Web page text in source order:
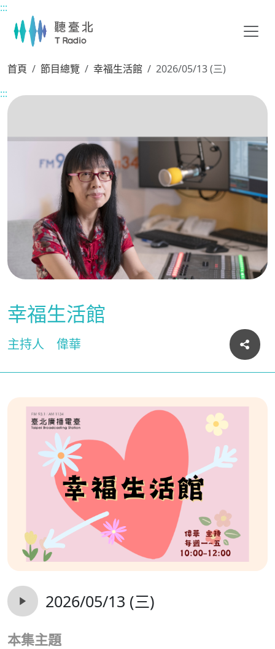
主要內容區塊
:::
首頁 節目總覽 幸福生活館
2026/05/13 (三)
:::
幸福生活館
主持人 偉華
2026/05/13 (三)
本集主題